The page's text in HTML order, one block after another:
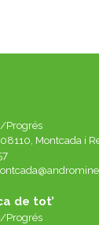
Progrés
Montcada i
de tot’
Progrés